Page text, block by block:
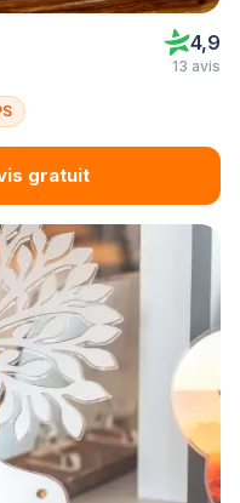
4,9
13 avis
gratuit